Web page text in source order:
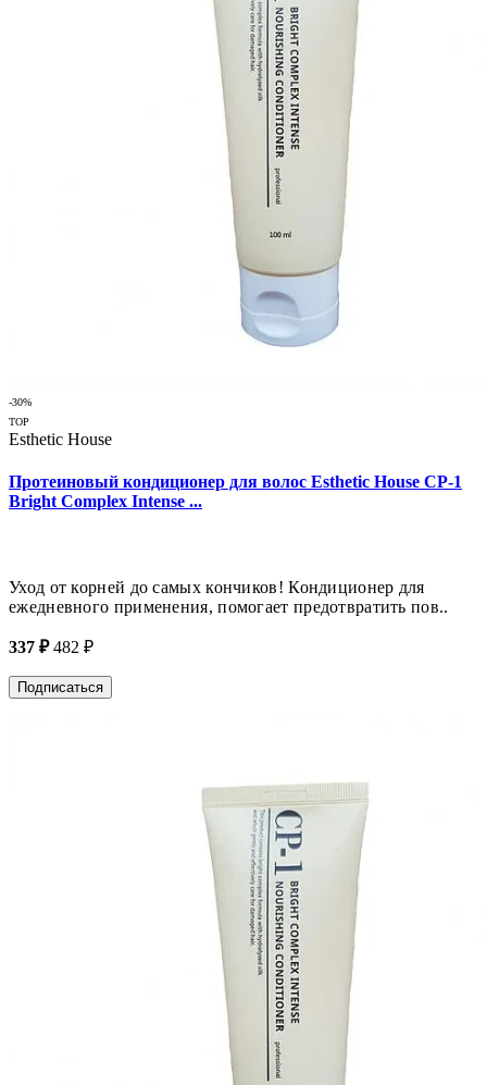
-30%
TOP
Esthetic House
Протеиновый кондиционер для волос Esthetic House CP-1
Bright Complex Intense ...
Уход от корней до самых кончиков! Кондиционер для
ежедневного применения, помогает предотвратить пов..
337 ₽ 482 ₽
Подписаться